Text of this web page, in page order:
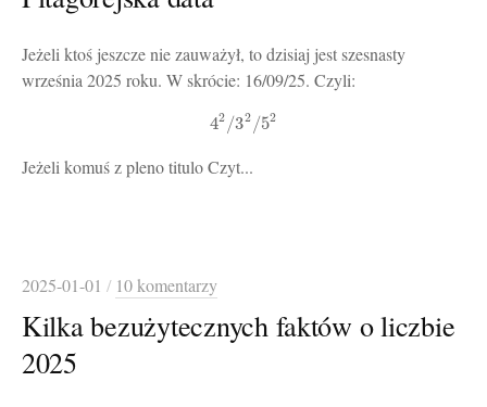
Jeżeli ktoś jeszcze nie zauważył, to dzisiaj jest szesnasty
września 2025 roku. W skrócie: 16/09/25. Czyli:
42 /32 /52
Jeżeli komuś z pleno titulo Czyt...
2025-01-01 / 10 komentarzy
Kilka bezużytecznych faktów o liczbie
2025